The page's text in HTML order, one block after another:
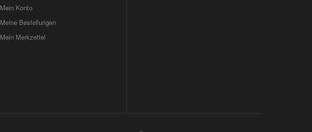
Mein Konto
Meine Bestellungen
Mein Merkzettel